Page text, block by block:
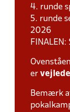
4. runde
5. runde
2026
FINALEN:
er
Bemærk